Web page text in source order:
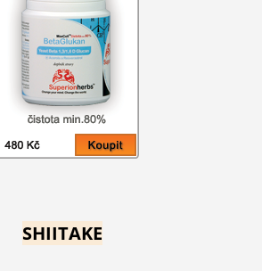
SHIITAKE